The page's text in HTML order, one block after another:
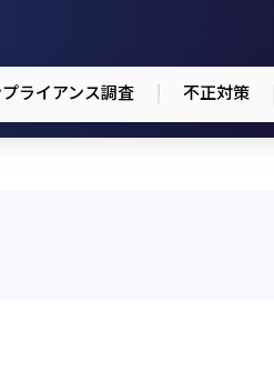
ライアンス調査 不正対策